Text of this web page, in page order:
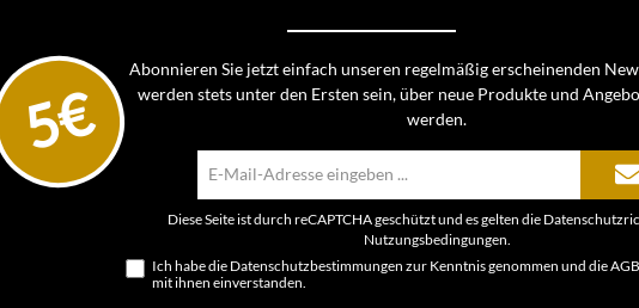
5€
Abonnieren Sie jetzt einfach unseren regelmäßig erscheinenden
werden stets unter den Ersten sein, über neue Produkte und
werden.
Mail-
Adresse*
Diese Seite ist durch reCAPTCHA geschützt und es gelten die
Nutzungsbedingungen
Ich habe die Datenschutzbestimmungen zur Kenntnis genommen und dieAGB
mit ihnen einverstanden.